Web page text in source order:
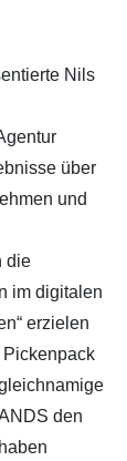
Nils
über
und
die
im digitalen
erzielen
Pickenpack
den